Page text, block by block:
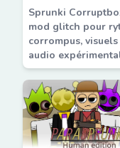
Sprunki
mod glitch pour
corrompus,
audio